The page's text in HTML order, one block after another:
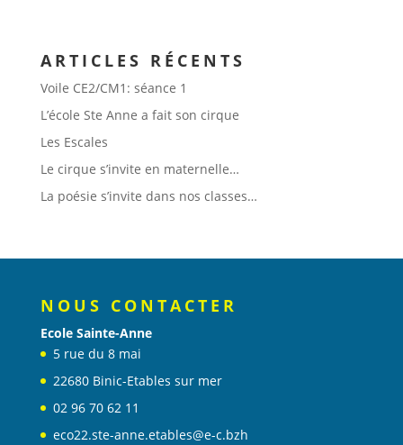
ARTICLES RÉCENTS
Voile CE2/CM1: séance 1
L’école Ste Anne a fait son cirque
Les Escales
Le cirque s’invite en maternelle…
La poésie s’invite dans nos classes…
NOUS CONTACTER
Ecole Sainte-Anne
5 rue du 8 mai
22680 Binic-Etables sur mer
02 96 70 62 11
eco22.ste-anne.etables@e-c.bzh